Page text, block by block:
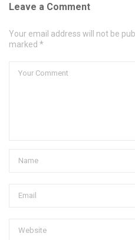
Leave a Comment
Your email address will not be
marked *